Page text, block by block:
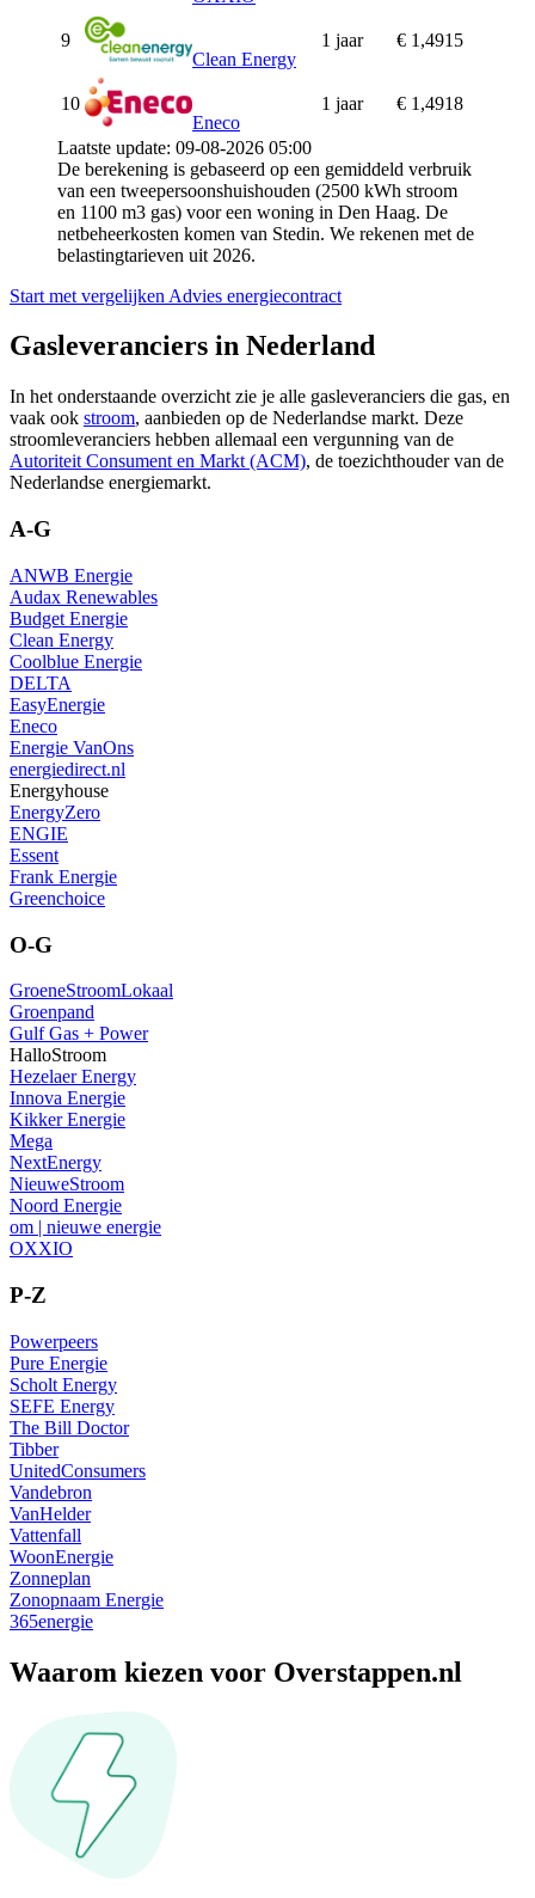
9
Clean Energy
1 jaar € 1,4915
10
Eneco
1 jaar € 1,4918
Laatste update: 09-08-2026 05:00
De berekening is gebaseerd op een gemiddeld verbruik
van een tweepersoonshuishouden (2500 kWh stroom
en 1100 m3 gas) voor een woning in Den Haag. De
netbeheerkosten komen van Stedin. We rekenen met de
belastingtarieven uit 2026.
Start met vergelijken Advies energiecontract
Gasleveranciers in Nederland
In het onderstaande overzicht zie je alle gasleveranciers die gas, en
vaak ook stroom, aanbieden op de Nederlandse markt. Deze
stroomleveranciers hebben allemaal een vergunning van de
Autoriteit Consument en Markt (ACM), de toezichthouder van de
Nederlandse energiemarkt.
A-G
ANWB Energie
Audax Renewables
Budget Energie
Clean Energy
Coolblue Energie
DELTA
EasyEnergie
Eneco
Energie VanOns
energiedirect.nl
Energyhouse
EnergyZero
ENGIE
Essent
Frank Energie
Greenchoice
O-G
GroeneStroomLokaal
Groenpand
Gulf Gas + Power
HalloStroom
Hezelaer Energy
Innova Energie
Kikker Energie
Mega
NextEnergy
NieuweStroom
Noord Energie
om | nieuwe energie
OXXIO
P-Z
Powerpeers
Pure Energie
Scholt Energy
SEFE Energy
The Bill Doctor
Tibber
UnitedConsumers
Vandebron
VanHelder
Vattenfall
WoonEnergie
Zonneplan
Zonopnaam Energie
365energie
Waarom kiezen voor Overstappen.nl